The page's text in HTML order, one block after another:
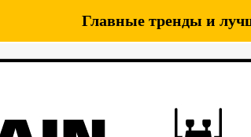
Главные тренды и